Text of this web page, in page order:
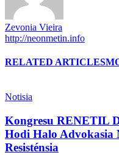
Zevonia Vieira
http://neonmetin.info
RELATED ARTICLES
Notisia
Kongresu RENETIL
Hodi Halo Advokasia
Resisténsia